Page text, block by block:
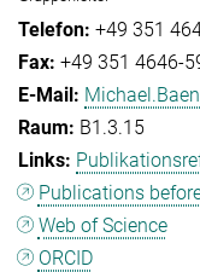
+49 351
+49 351 4646-
B1.3.15
Publications
Web of Science
ORCID